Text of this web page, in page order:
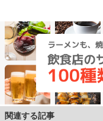
関連する記事